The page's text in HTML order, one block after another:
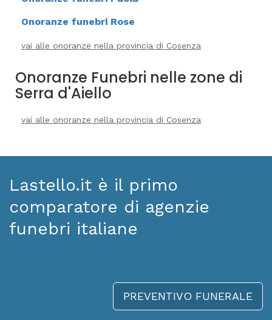
Onoranze funebri Rose
vai alle onoranze nella provincia di Cosenza
Onoranze Funebri nelle zone di
Serra d'Aiello
vai alle onoranze nella provincia di Cosenza
Lastello.it è il primo
comparatore di agenzie
funebri italiane
PREVENTIVO FUNERALE